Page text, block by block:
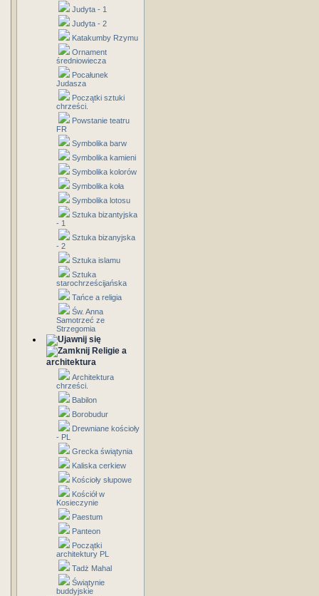
Judyta - 1
Judyta - 2
Katakumby Rzymu
Ornament
średniowiecza
Pocałunek
Judasza
Początki sztuki
chrześci.
Powstanie teatru
FR
Symbolika barw
Symbolika kamieni
Symbolika kolorów
Symbolika koła
Symbolika lotosu
Sztuka bizantyjska
- 1
Sztuka bizanyjska
- 2
Sztuka islamu
Sztuka
starochrześcijańska
Tańce a religia
Św. Anna
Samotrzeć ze
Strzegomia
Religie a
architektura
Architektura
chrześci.
Babilon
Borobudur
Drewniane kościoły
- PL
Grecka świątynia
Kaliska cerkiew
Kościoły słupowe
Kościół w
Kosieczynie
Paestum
Panteon
Początki
architektury PL
Tadż Mahal
Świątynie
buddyjskie